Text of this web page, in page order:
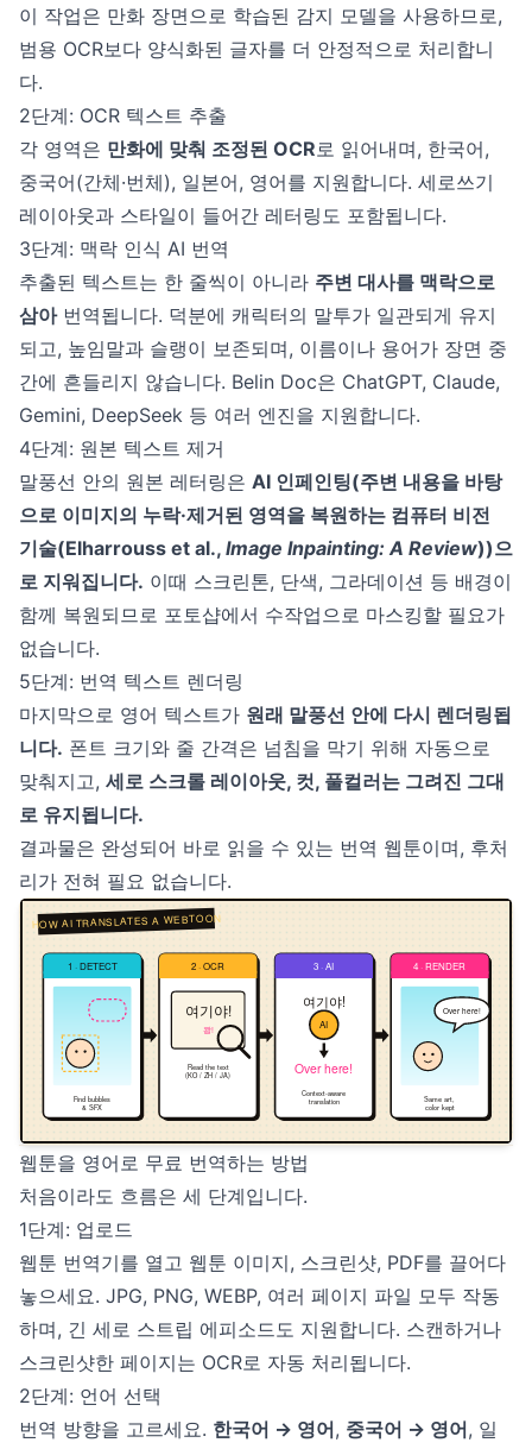
이 작업은 만화 장면으로 학습된 감지 모델을 사용하므로,
범용 OCR보다 양식화된 글자를 더 안정적으로 처리합니
다.
2단계: OCR 텍스트 추출
각 영역은 만화에 맞춰 조정된 OCR로 읽어내며, 한국어,
중국어(간체·번체), 일본어, 영어를 지원합니다. 세로쓰기
레이아웃과 스타일이 들어간 레터링도 포함됩니다.
3단계: 맥락 인식 AI 번역
추출된 텍스트는 한 줄씩이 아니라 주변 대사를 맥락으로
삼아번역됩니다. 덕분에 캐릭터의 말투가 일관되게 유지
되고, 높임말과 슬랭이 보존되며, 이름이나 용어가 장면 중
간에 흔들리지 않습니다. Belin Doc은 ChatGPT, Claude,
Gemini, DeepSeek 등 여러 엔진을 지원합니다.
4단계: 원본 텍스트 제거
말풍선 안의 원본 레터링은 AI 인페인팅(주변 내용을 바탕
으로 이미지의 누락·제거된 영역을 복원하는 컴퓨터 비전
기술(Elharrouss et al., Image Inpainting: A Review))으
로 지워집니다. 이때 스크린톤, 단색, 그라데이션 등 배경이
함께 복원되므로 포토샵에서 수작업으로 마스킹할 필요가
없습니다.
5단계: 번역 텍스트 렌더링
마지막으로 영어 텍스트가 원래 말풍선 안에 다시 렌더링됩
니다. 폰트 크기와 줄 간격은 넘침을 막기 위해 자동으로
맞춰지고, 세로 스크롤 레이아웃, 컷, 풀컬러는 그려진 그대
로 유지됩니다.
결과물은 완성되어 바로 읽을 수 있는 번역 웹툰이며, 후처
리가 전혀 필요 없습니다.
웹툰을 영어로 무료 번역하는 방법
처음이라도 흐름은 세 단계입니다.
1단계: 업로드
웹툰 번역기를 열고 웹툰 이미지, 스크린샷, PDF를 끌어다
놓으세요. JPG, PNG, WEBP, 여러 페이지 파일 모두 작동
하며, 긴 세로 스트립 에피소드도 지원합니다. 스캔하거나
스크린샷한 페이지는 OCR로 자동 처리됩니다.
2단계: 언어 선택
번역 방향을 고르세요. 한국어 → 영어, 중국어 → 영어, 일